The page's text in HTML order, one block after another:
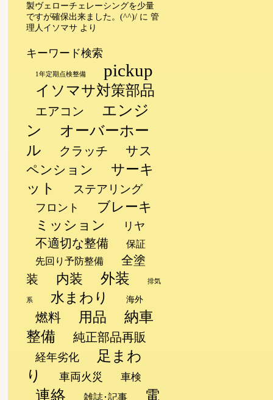
製ヴェローチェレーシングを少量
ですが確保出来ました。(^^)/ に 管
理人イソマサ より
キーワード検索
1年定期点検整備 pickup
イソマサ対策部品
エアコン
エンジ
ン
オーバーホー
ル
クラッチ
サス
ペンション
サーキ
ット
ステアリング
フロント
ブレーキ
ミッション
リヤ
不適切な整備
保証
先回り予防整備
全塗
装
内装 外装 排気
系 水まわり 海外
燃料 用品
納車
整備
純正部品再販
経年劣化
足まわ
り
車両火災 車検
連絡 雑誌･記事 電